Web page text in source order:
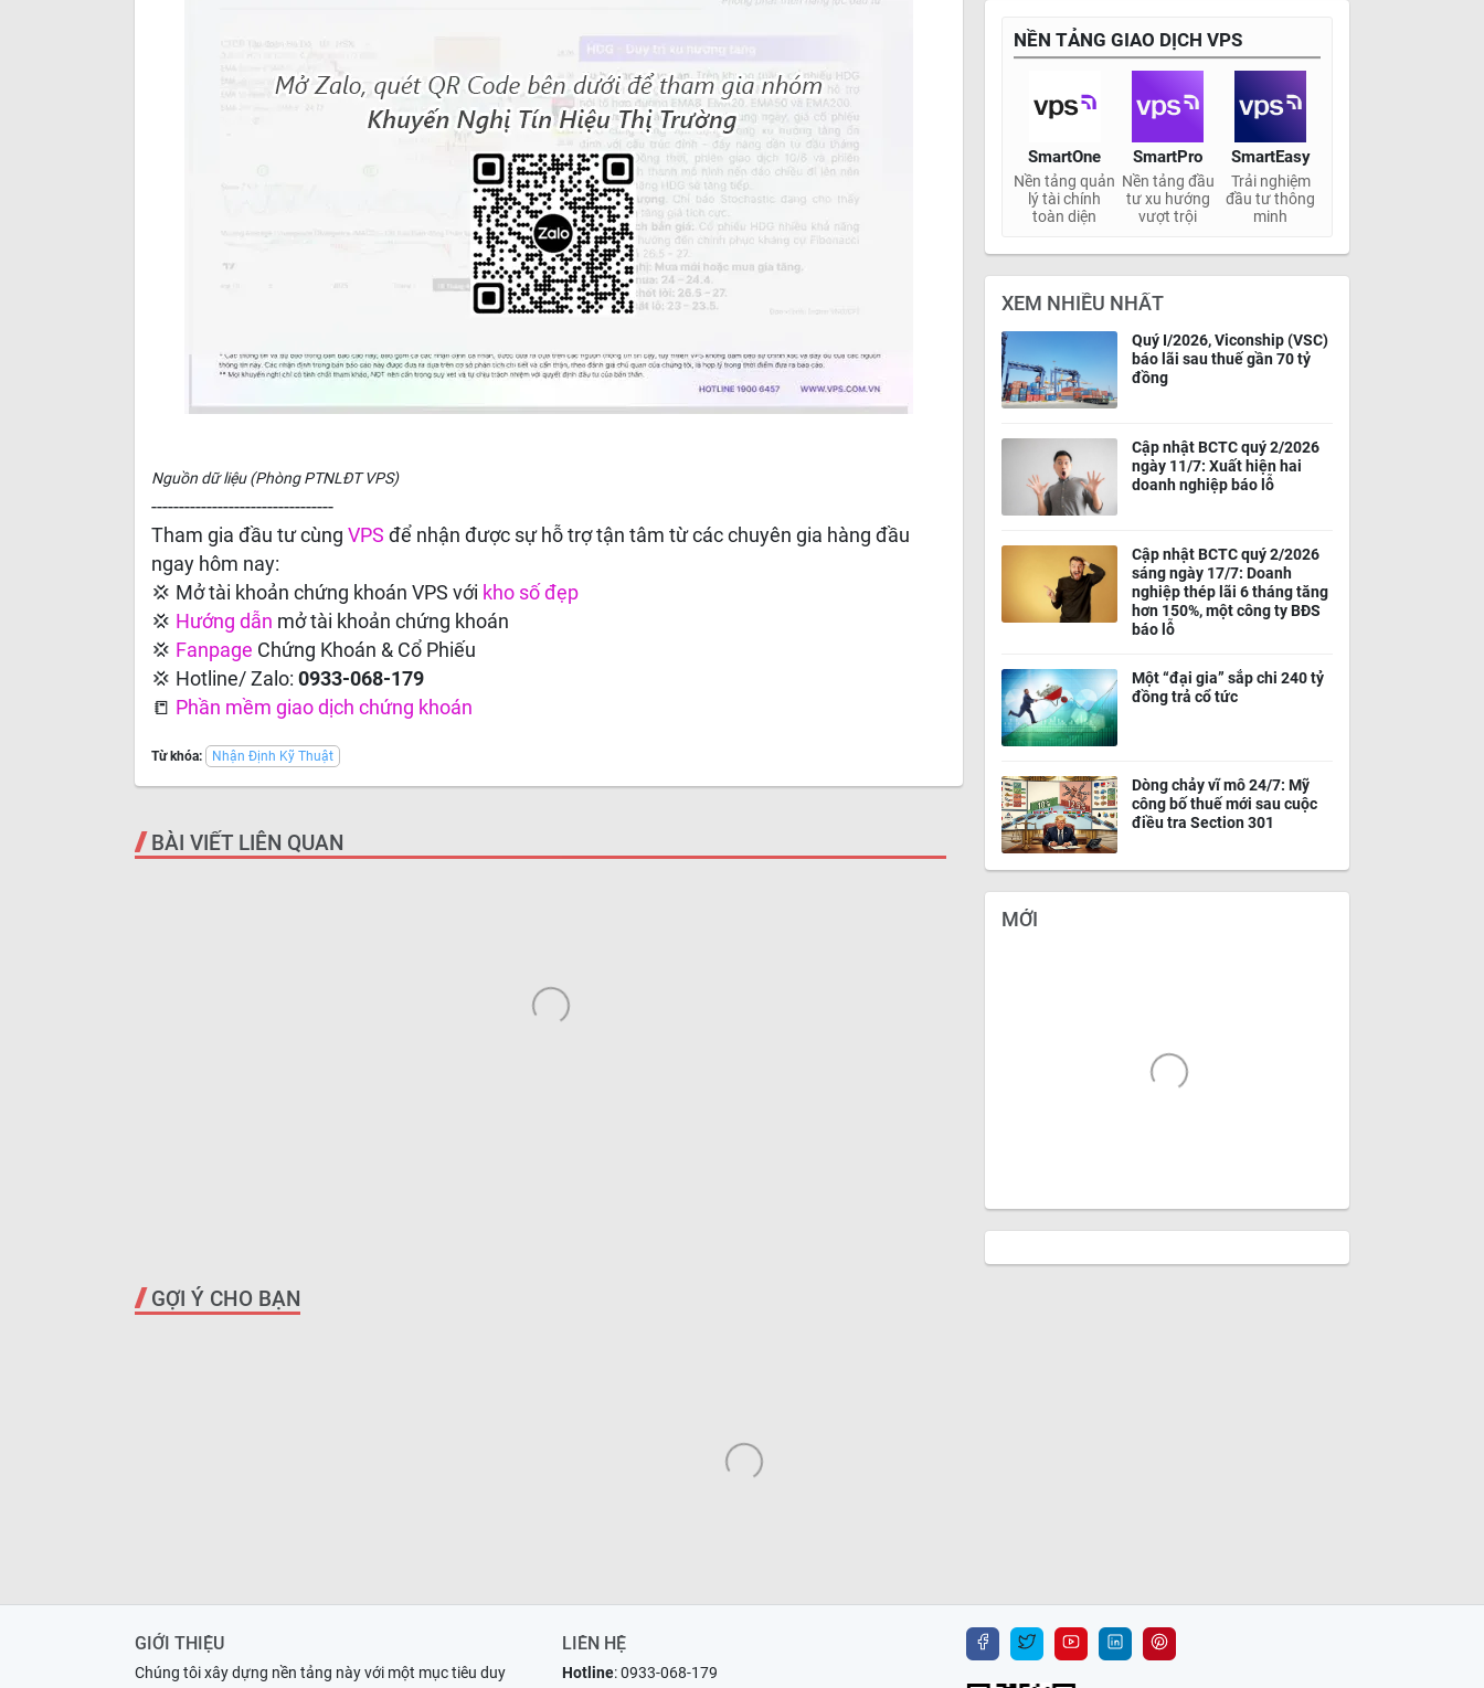
Nguồn dữ liệu (Phòng PTNLĐT VPS)
---------------------------------
Tham gia đầu tư cùng VPS để nhận được sự hỗ trợ tận tâm từ các chuyên gia hàng đầu
ngay hôm nay:
💢 Mở tài khoản chứng khoán VPS với kho số đẹp
💢 Hướng dẫn mở tài khoản chứng khoán
💢 Fanpage Chứng Khoán & Cổ Phiếu
💢 Hotline/ Zalo: 0933-068-179
📒 Phần mềm giao dịch chứng khoán
Từ khóa: Nhận Định Kỹ Thuật
BÀI VIẾT LIÊN QUAN
NỀN TẢNG GIAO DỊCH VPS
SmartOne SmartPro SmartEasy
Nền tảng quản
lý tài chính
toàn diện
Nền tảng đầu
tư xu hướng
vượt trội
Trải nghiệm
đầu tư thông
minh
XEM NHIỀU NHẤT
Quý I/2026, Viconship (VSC)
báo lãi sau thuế gần 70 tỷ
đồng
Cập nhật BCTC quý 2/2026
ngày 11/7: Xuất hiện hai
doanh nghiệp báo lỗ
Cập nhật BCTC quý 2/2026
sáng ngày 17/7: Doanh
nghiệp thép lãi 6 tháng tăng
hơn 150%, một công ty BĐS
báo lỗ
Một “đại gia” sắp chi 240 tỷ
đồng trả cổ tức
Dòng chảy vĩ mô 24/7: Mỹ
công bố thuế mới sau cuộc
điều tra Section 301
MỚI
GỢI Ý CHO BẠN
GIỚI THIỆU
Chúng tôi xây dựng nền tảng này với một mục tiêu duy
LIÊN HỆ
Hotline:0933-068-179